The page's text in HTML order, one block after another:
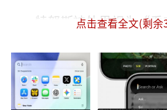
特努斯被外界视为“乔
备乔布斯式的产品偏执。在
他主导了iPad的推出、
了苹果历史上最艰难的“
点击查看全文(剩余